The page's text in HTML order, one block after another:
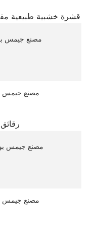
قشرة خشبية طبيعية
رقائق ذهبية